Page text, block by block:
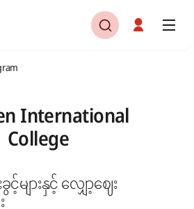
International
College
များနှင့် လျှော့ဈေး